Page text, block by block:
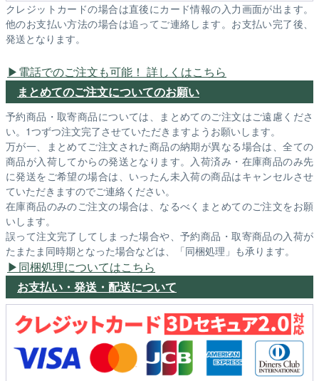
クレジットカードの場合は直後にカード情報の入力画面が出ます。
他のお支払い方法の場合は追ってご連絡します。お支払い完了後、
発送となります。
電話でのご注文も可能！ 詳しくはこちら
まとめてのご注文についてのお願い
予約商品・取寄商品については、まとめてのご注文はご遠慮くださ
い。1つずつ注文完了させていただきますようお願いします。
万が一、まとめてご注文された商品の納期が異なる場合は、全ての
商品が入荷してからの発送となります。入荷済み・在庫商品のみ先
に発送をご希望の場合は、いったん未入荷の商品はキャンセルさせ
ていただきますのでご連絡ください。
在庫商品のみのご注文の場合は、なるべくまとめてのご注文をお願
いします。
誤って注文完了してしまった場合や、予約商品・取寄商品の入荷が
たまたま同時期となった場合などは、「同梱処理」も承ります。
同梱処理についてはこちら
お支払い・発送・配送について